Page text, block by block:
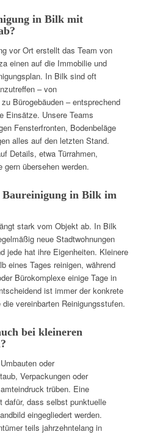
in Bilk mit
vor Ort erstellt das Team von
einen auf die Immobilie und
In Bilk sind oft
– von
Bürogebäuden – entsprechend
Einsätze. Unsere Teams
Fensterfronten, Bodenbeläge
alles auf den letzten Stand.
Details, etwa Türrahmen,
übersehen werden.
Baureinigung in Bilk im
stark vom Objekt ab. In Bilk
neue Stadtwohnungen
jede hat ihre Eigenheiten. Kleinere
eines Tages reinigen, während
Bürokomplexe einige Tage in
ist immer der konkrete
vereinbarten Reinigungsstufen.
bei kleineren
oder
Verpackungen oder
trüben. Eine
dafür, dass selbst punktuelle
eingegliedert werden.
teils jahrzehntelang in